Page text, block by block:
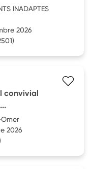
INADAPTES
2026
convivial
Omer
2026